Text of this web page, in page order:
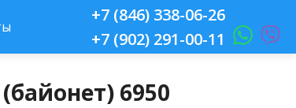
+7 (846) 338-06-26
+7 (902) 291-00-11
6950